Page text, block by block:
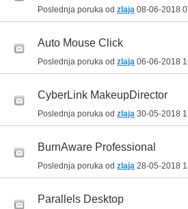
Poslednja poruka od zlaja 08-06-2018
Auto Mouse Click
Poslednja poruka od zlaja 06-06-2018
CyberLink MakeupDirector
Poslednja poruka od zlaja 30-05-2018
BurnAware Professional
Poslednja poruka od zlaja 28-05-2018
Parallels Desktop